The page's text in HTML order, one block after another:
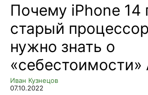
Почему iPhone 14
старый
нужно знать о
Иван Кузнецов
07.10.2022